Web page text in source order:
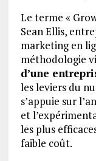
Le terme «
Sean Ellis,
marketing en
méthodologie
d’une
les leviers du
s’appuie sur
et
les plus
faible coût.